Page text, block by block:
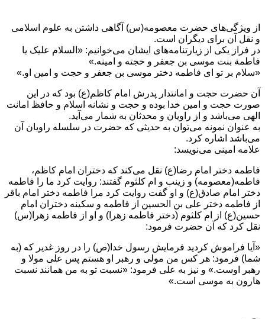
از ویژگی‌های حضرت معصومه(س) آگاهی داشتن به علوم اسلامی
و نقل آن برای دیگران است.
در فراز یکی از زیارتنامه‌های ایشان می‌خوانیم: «السلام علیک یا
فاطمة بنت موسی بن جعفر و حجته و امینه.»
«سلام بر تو ای فاطمه دختر موسی بن جعفر و حجت و امین او.»
آن حضرت حجت و امانتدار پدرش امام کاظم(ع) بود که در این
صورت حجت و امین خدا بوده و حجت و نشانه اسلام و حافظ امانت
الهی می‌باشد و از راویان و محدثان به شمار می‌آید.
به عنوان نمونه می‌توان به حدیثی که حضرت در سلسله راویان آن
می‌باشد اشاره کرد.
علامه امینی می‌نویسد:
فاطمه دختر امام رضا(ع) نقل می‌کند که دختران امام کاظم،
فاطمه(معصومه) و زینب و ام کلثوم گفتند: روایت کرد ما را فاطمه
دختر امام صادق(ع) و او گفت روایت کرد مرا فاطمه دختر امام باقر
از فاطمه دختر علی بن الحسین از فاطمه و سکینه دختران امام
حسین(ع) از ام کلثوم (دختر فاطمه زهرا) و او از فاطمه زهرا(س)
نقل کرد که آن حضرت فرمود:
«آیا فراموش کردید فرمایش رسول خدا(ص) را در روز غدیر که (به
شما) فرمود: هر کس من مولی و رهبر او هستم پس علی مولا و
رهبر اوست.» و نیز به علی فرمود: «نسبت تو به من همانند نسبت
هارون به موسی است.»